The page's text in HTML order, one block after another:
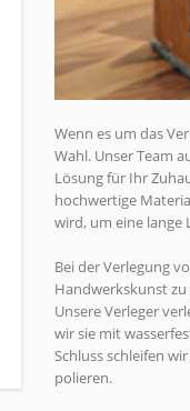
Wenn es um das
Wahl. Unser Team
Lösung für Ihr
hochwertige
wird, um eine lange
Bei der Verlegung
Handwerkskunst zu
Unsere Verleger
wir sie mit
Schluss schleifen
polieren.